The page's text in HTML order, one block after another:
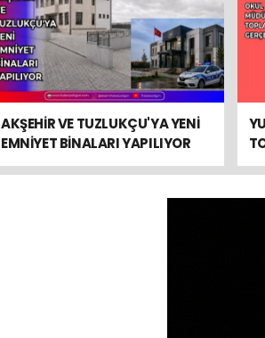
AKŞEHİR VE TUZLUKÇU'YA YENİ
EMNİYET BİNALARI YAPILIYOR